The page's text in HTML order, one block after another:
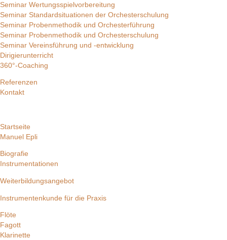
Seminar Wertungsspielvorbereitung
Seminar Standardsituationen der Orchesterschulung
Seminar Probenmethodik und Orchesterführung
Seminar Probenmethodik und Orchesterschulung
Seminar Vereinsführung und -entwicklung
Dirigierunterricht
360°-Coaching
Referenzen
Kontakt
Startseite
Manuel Epli
Biografie
Instrumentationen
Weiterbildungsangebot
Instrumentenkunde für die Praxis
Flöte
Fagott
Klarinette